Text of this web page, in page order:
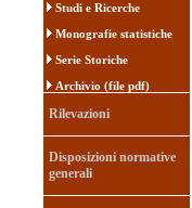
Studi e Ricerche
Monografie statistiche
Serie Storiche
Archivio (file pdf)
Rilevazioni
Disposizioni normative
generali